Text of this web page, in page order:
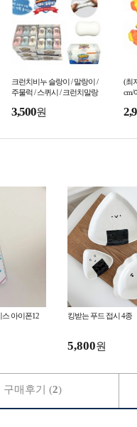
크런치비누 슬랑이 / 말랑이 /
주물럭 / 스퀴시 / 크런치말랑
젯토이
3,500원
(최
cm/
스 아이폰12
킹받는 푸드 접시 4종
5,800원
구매후기 (2)